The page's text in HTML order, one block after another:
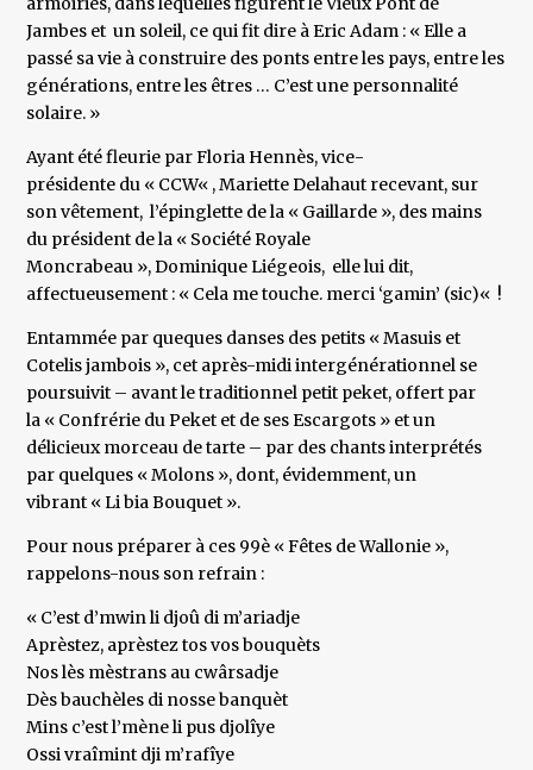
Jambes et un soleil, ce qui fit dire à Eric Adam : « Elle a
passé sa vie à construire des ponts entre les pays, entre les
générations, entre les êtres … C’est une personnalité
solaire. »
Ayant été fleurie par Floria Hennès, vice-
présidente du « CCW« , Mariette Delahaut recevant, sur
son vêtement, l’épinglette de la « Gaillarde », des mains
du président de la « Société Royale
Moncrabeau », Dominique Liégeois, elle lui dit,
affectueusement : « Cela me touche. merci ‘gamin’ (sic)« !
Entammée par queques danses des petits « Masuis et
Cotelis jambois », cet après-midi intergénérationnel se
poursuivit – avant le traditionnel petit peket, offert par
la « Confrérie du Peket et de ses Escargots » et un
délicieux morceau de tarte – par des chants interprétés
par quelques « Molons », dont, évidemment, un
vibrant « Li bia Bouquet ».
Pour nous préparer à ces 99è « Fêtes de Wallonie »,
rappelons-nous son refrain :
« C’est d’mwin li djoû di m’ariadje
Aprèstez, aprèstez tos vos bouquèts
Nos lès mèstrans au cwârsadje
Dès bauchèles di nosse banquèt
Mins c’est l’mène li pus djolîye
Ossi vraîmint dji m’rafîye